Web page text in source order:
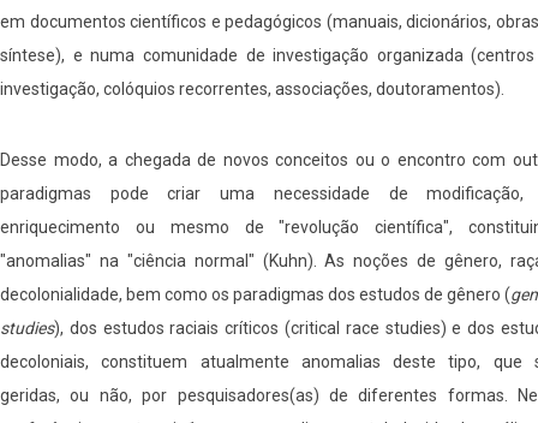
em documentos científicos e pedagógicos (manuais, dicionários,
síntese), e numa comunidade de investigação organizada
investigação, colóquios recorrentes, associações, doutoramentos).
Desse modo, a chegada de novos conceitos ou o encontro com
paradigmas pode criar uma necessidade de modificação,
enriquecimento ou mesmo de "revolução científica",
"anomalias" na "ciência normal" (Kuhn). As noções de gênero,
decolonialidade, bem como os paradigmas dos estudos de gênero (
studies), dos estudos raciais críticos (critical race studies) e dos
decoloniais, constituem atualmente anomalias deste tipo, que
geridas, ou não, por pesquisadores(as) de diferentes formas.